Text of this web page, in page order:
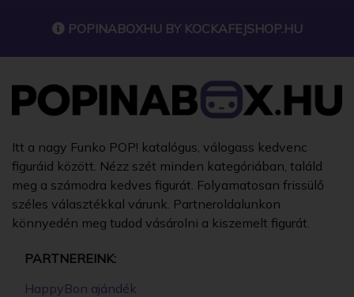
POPINABOXHU BY KOCKAFEJSHOP.HU
Itt a nagy Funko POP! katalógus, válogass kedvenc
figuráid között. Nézz szét minden kategóriában, találd
meg a számodra kedves figurát. Folyamatosan frissülő
széles választékkal várunk. Partneroldalunkon
könnyedén meg tudod vásárolni a kiszemelt figurát.
PARTNEREINK:
HappyBon ajándék